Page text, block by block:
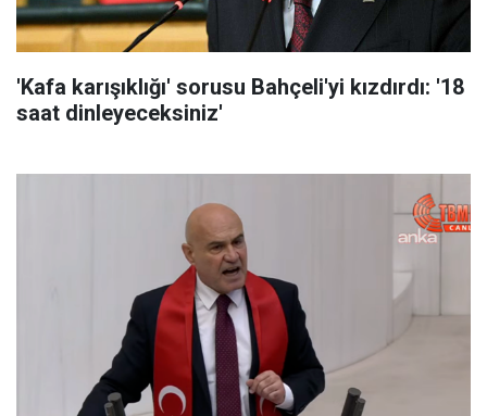
'Kafa karışıklığı' sorusu Bahçeli'yi kızdırdı: '18
saat dinleyeceksiniz'